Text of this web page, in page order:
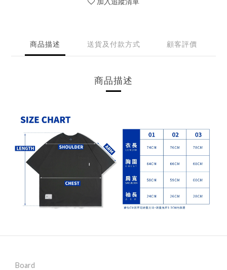
商品描述 送貨及付款方式 顧客評價
商品描述
Board